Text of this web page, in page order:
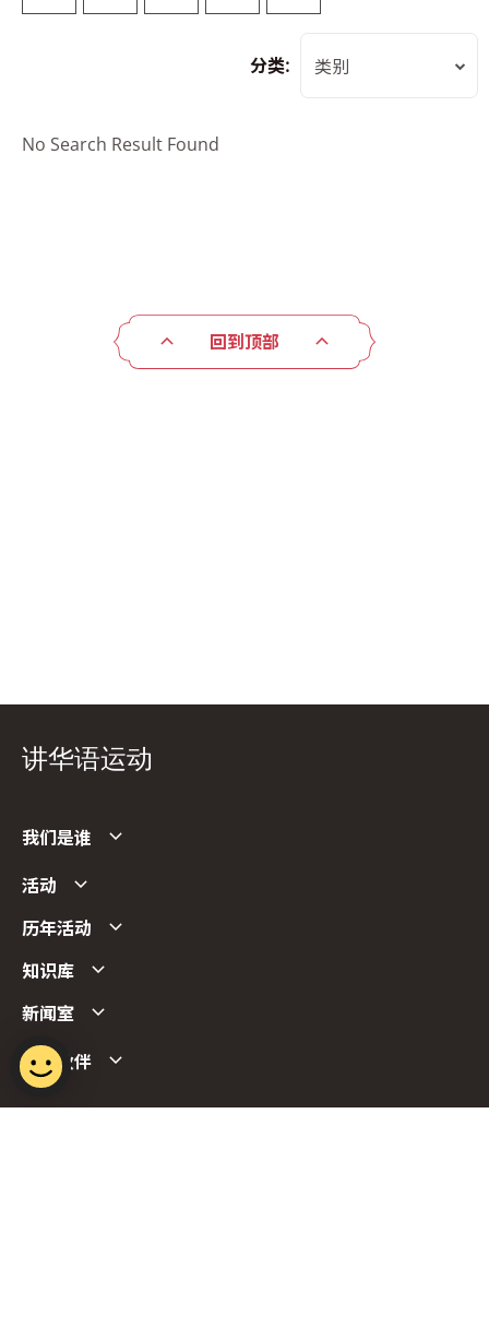
分类: 类别
No Search Result Found
回到顶部
讲华语运动
我们是谁
活动
历年活动
知识库
新闻室
合作伙伴